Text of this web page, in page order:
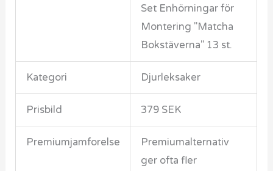
Set Enhörningar för
Montering "Matcha
Bokstäverna" 13 st.
Kategori Djurleksaker
Prisbild 379 SEK
Premiumjamforelse
Premiumalternativ
ger ofta fler